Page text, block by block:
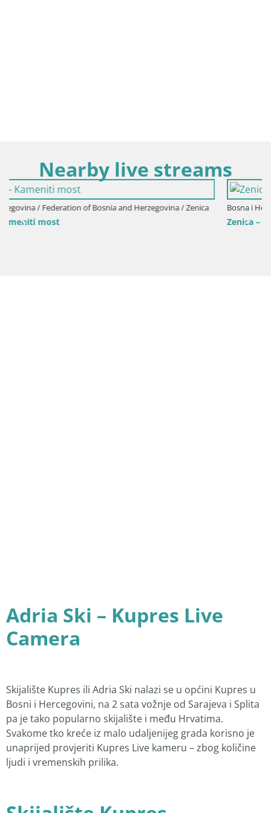
Nearby live streams
Bosna i Hercegovina / Federation of Bosnia and Herzegovina / Zenica
Zenica – Crkvice
Adria Ski – Kupres Live
Camera
Skijalište Kupres ili Adria Ski nalazi se u općini Kupres u
Bosni i Hercegovini, na 2 sata vožnje od Sarajeva i Splita
pa je tako popularno skijalište i među Hrvatima.
Svakome tko kreće iz malo udaljenijeg grada korisno je
unaprijed provjeriti Kupres Live kameru – zbog količine
ljudi i vremenskih prilika.